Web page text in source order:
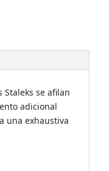
se afilan
adicional
una exhaustiva